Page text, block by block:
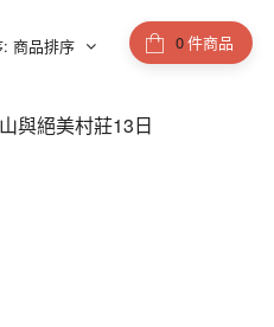
件商品
商品排序